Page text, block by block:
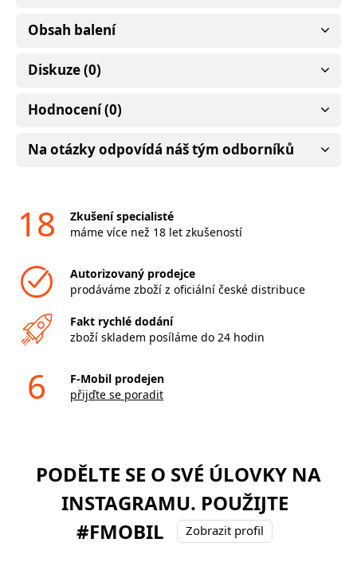
Obsah balení
Diskuze (0)
Hodnocení (0)
Na otázky odpovídá náš tým odborníků
18
Zkušení specialisté
máme více než 18 let zkušeností
Autorizovaný prodejce
prodáváme zboží z oficiální české distribuce
Fakt rychlé dodání
zboží skladem posíláme do 24 hodin
6
F-Mobil prodejen
přijďte se poradit
PODĚLTE SE O SVÉ ÚLOVKY NA
INSTAGRAMU. POUŽIJTE
#FMOBIL
Zobrazit profil